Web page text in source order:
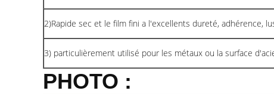
2)Rapide sec et le film fini a l'excellents dureté, adhérence,
3) particulièrement utilisé pour les métaux ou la surface
PHOTO :